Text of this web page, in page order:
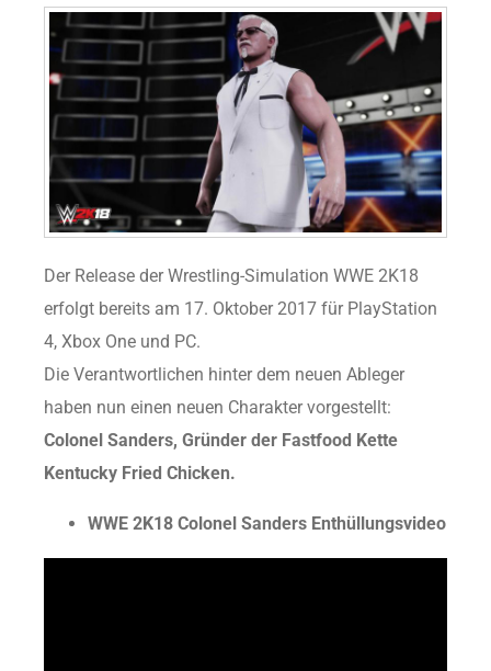
Der Release der Wrestling-Simulation WWE 2K18
erfolgt bereits am 17. Oktober 2017 für PlayStation
4, Xbox One und PC.
Die Verantwortlichen hinter dem neuen Ableger
haben nun einen neuen Charakter vorgestellt:
Colonel Sanders, Gründer der Fastfood Kette
Kentucky Fried Chicken.
WWE 2K18 Colonel Sanders Enthüllungsvideo